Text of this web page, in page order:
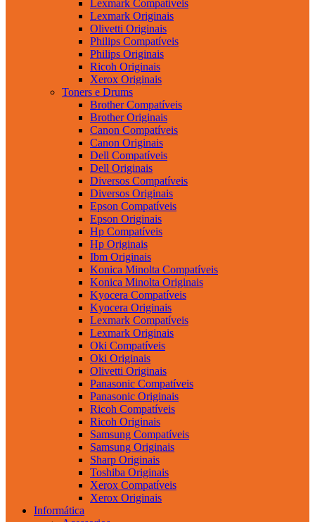
Lexmark Compatíveis
Lexmark Originais
Olivetti Originais
Philips Compatíveis
Philips Originais
Ricoh Originais
Xerox Originais
Toners e Drums
Brother Compatíveis
Brother Originais
Canon Compatíveis
Canon Originais
Dell Compatíveis
Dell Originais
Diversos Compatíveis
Diversos Originais
Epson Compatíveis
Epson Originais
Hp Compatíveis
Hp Originais
Ibm Originais
Konica Minolta Compatíveis
Konica Minolta Originais
Kyocera Compatíveis
Kyocera Originais
Lexmark Compatíveis
Lexmark Originais
Oki Compatíveis
Oki Originais
Olivetti Originais
Panasonic Compatíveis
Panasonic Originais
Ricoh Compatíveis
Ricoh Originais
Samsung Compatíveis
Samsung Originais
Sharp Originais
Toshiba Originais
Xerox Compatíveis
Xerox Originais
Informática